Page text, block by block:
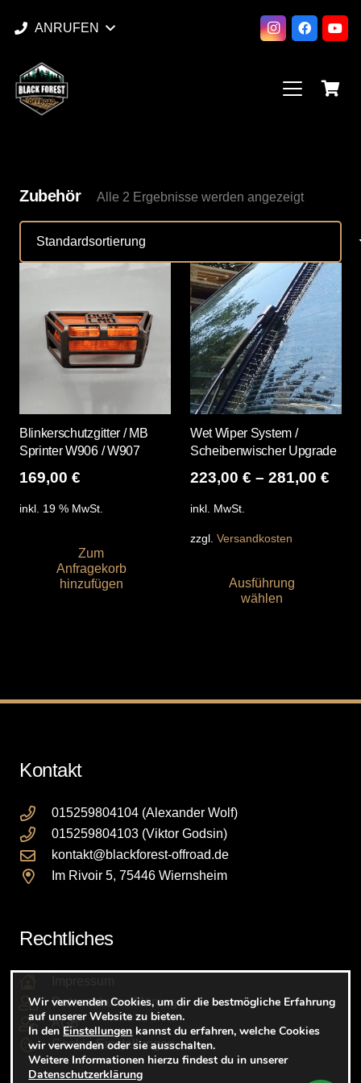
ANRUFEN
Zubehör Alle 2 Ergebnisse werden angezeigt
Blinkerschutzgitter / MB
Sprinter W906 / W907
169,00 €
inkl. 19 % MwSt.
Zum
Anfragekorb
hinzufügen
Wet Wiper System /
Scheibenwischer Upgrade
223,00 € – 281,00 €
inkl. MwSt.
zzgl. Versandkosten
Ausführung
wählen
Kontakt
015259804104 (Alexander Wolf)
015259804103 (Viktor Godsin)
kontakt@blackforest-offroad.de
Im Rivoir 5, 75446 Wiernsheim
Rechtliches
Datenschutzerklärung
AGB
Cookie Einstellungen
Wir verwenden Cookies, um dir die bestmögliche Erfahrung
auf unserer Website zu bieten.
In den Einstellungen kannst du erfahren, welche Cookies
wir verwenden oder sie ausschalten.
Weitere Informationen hierzu findest du in unserer
Datenschutzerklärung